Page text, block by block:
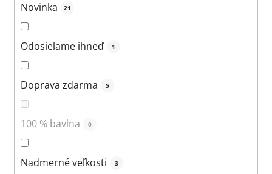
Novinka 21
Odosielame ihneď 1
Doprava zdarma 5
100 % bavlna 0
Nadmerné veľkosti 3